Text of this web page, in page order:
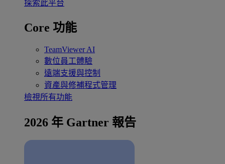
探索此平台
Core 功能
TeamViewer AI
數位員工體驗
遠端支援與控制
資產與修補程式管理
檢視所有功能
2026 年 Gartner 報告